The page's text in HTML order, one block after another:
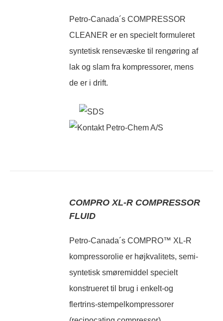
Petro-Canada´s COMPRESSOR
CLEANER er en specielt formuleret
syntetisk rensevæske til rengøring af
lak og slam fra kompressorer, mens
de er i drift.
COMPRO XL-R COMPRESSOR
FLUID
Petro-Canada´s COMPRO™ XL-R
kompressorolie er højkvalitets, semi-
syntetisk smøremiddel specielt
konstrueret til brug i enkelt-og
flertrins-stempelkompressorer